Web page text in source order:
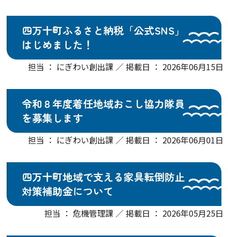
四万十町ふるさと納税「公式SNS」
はじめました！
担当 ： にぎわい創出課 ／ 掲載日 ： 2026年06月15日
令和８年度着任地域おこし協力隊員
を募集します
担当 ： にぎわい創出課 ／ 掲載日 ： 2026年06月01日
四万十町地域で支える家具転倒防止
対策補助金について
担当 ： 危機管理課 ／ 掲載日 ： 2026年05月25日